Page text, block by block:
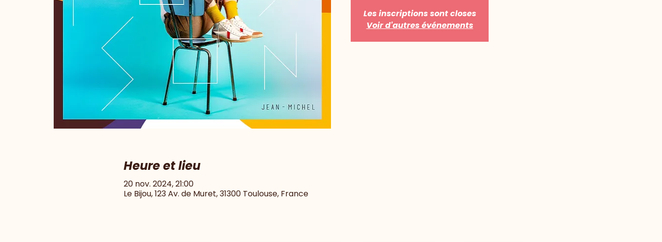
Les inscriptions sont closes
Voir d'autres événements
Heure et lieu
20 nov. 2024, 21:00
Le Bijou, 123 Av. de Muret, 31300 Toulouse, France